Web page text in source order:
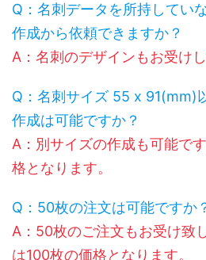
Q：名刺データを所持してい
作成から依頼できますか？
A：名刺のデザインもお受けし
Q：名刺サイズ 55 x 91(mm)
作成は可能ですか？
A：別サイズの作成も可能で
格となります。
Q：50枚の注文は可能ですか
A：50枚のご注文もお受け致
は100枚の価格となります。